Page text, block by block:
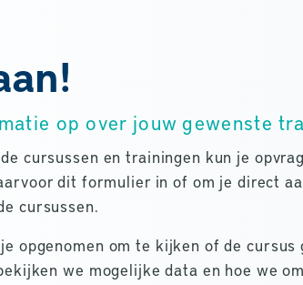
op over jouw gewenste
cursussen en trainingen kun je
dit formulier in of om je direct
cursussen.
opgenomen om te kijken of de cursus
we mogelijke data en hoe we